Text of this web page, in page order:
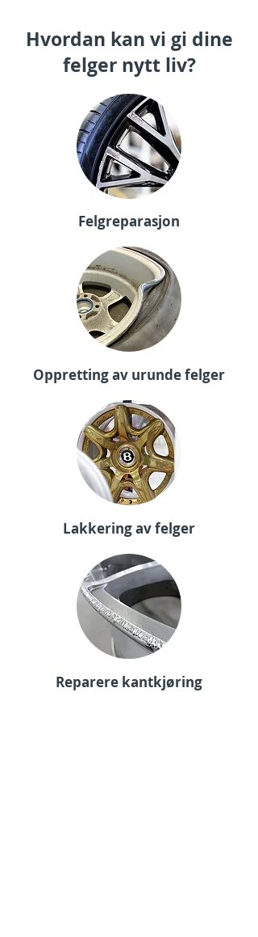
Hvordan kan vi gi dine
felger nytt liv?
Felgreparasjon
Oppretting av urunde felger
Lakkering av felger
Reparere kantkjøring